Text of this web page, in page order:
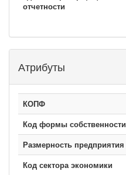
отчетности
Атрибуты
КОПФ
Код формы собственности
Размерность предприятия
Код сектора экономики